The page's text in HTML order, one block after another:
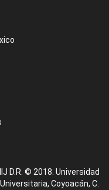
D.R. © 2018. Universidad
Coyoacán, C.